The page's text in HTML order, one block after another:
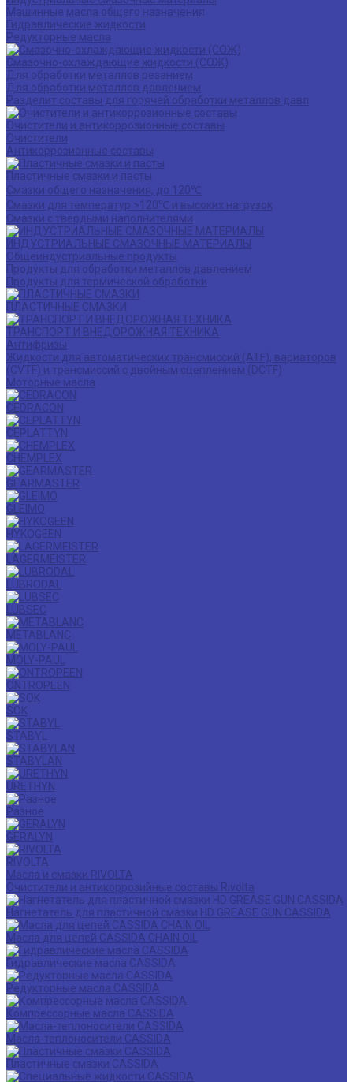
Машинные масла общего назначения
Гидравлические жидкости
Редукторные масла
Смазочно-охлаждающие жидкости (СОЖ)
Для обработки металлов резанием
Для обработки металлов давлением
Разделит составы для горячей обработки металлов давл
Очистители и антикоррозионные составы
Очистители
Антикоррозионные составы
Пластичные смазки и пасты
Смазки общего назначения, до 120℃
Смазки для температур >120℃ и высоких нагрузок
Смазки с твердыми наполнителями
ИНДУСТРИАЛЬНЫЕ СМАЗОЧНЫЕ МАТЕРИАЛЫ
Общеиндустриальные продукты
Продукты для обработки металлов давлением
Продукты для термической обработки
ПЛАСТИЧНЫЕ СМАЗКИ
ТРАНСПОРТ И ВНЕДОРОЖНАЯ ТЕХНИКА
Антифризы
Жидкости для автоматических трансмиссий (ATF), вариаторов
(CVTF) и трансмиссий с двойным сцеплением (DCTF)
Моторные масла
CEDRACON
CEPLATTYN
CHEMPLEX
GEARMASTER
GLEIMO
HYKOGEEN
LAGERMEISTER
LUBRODAL
LUBSEC
METABLANC
MOLY-PAUL
ONTROPEEN
SOK
STABYL
STABYLAN
URETHYN
Разное
GERALYN
RIVOLTA
Масла и смазки RIVOLTA
Очистители и антикоррозийные составы Rivolta
Нагнетатель для пластичной смазки HD GREASE GUN CASSIDA
Масла для цепей CASSIDA CHAIN OIL
Гидравлические масла CASSIDA
Редукторные масла CASSIDA
Компрессорные масла CASSIDA
Масла-теплоносители CASSIDA
Пластичные смазки CASSIDA